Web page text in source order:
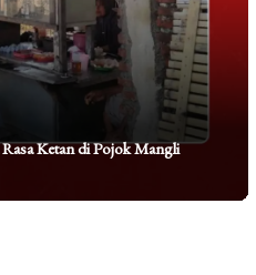
Ketan di Pojok Mangli